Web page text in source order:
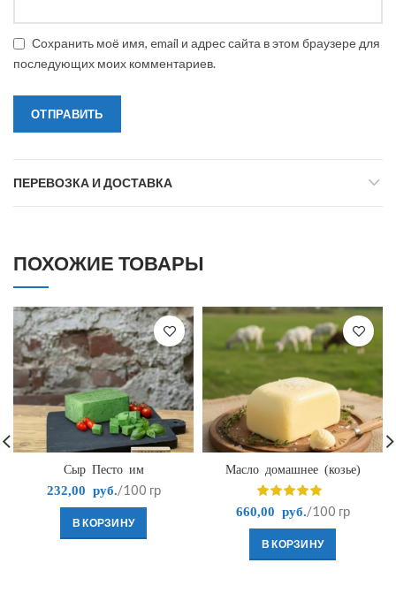
Сохранить моё имя, email и адрес сайта в этом браузере для
последующих моих комментариев.
ПЕРЕВОЗКА И ДОСТАВКА
ПОХОЖИЕ ТОВАРЫ
Сыр Песто им
232,00 руб. /100 гр
В КОРЗИНУ
Масло домашнее (козье)
660,00 руб. /100 гр
В КОРЗИНУ